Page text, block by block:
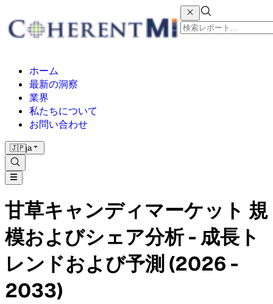
ホーム
最新の洞察
業界
私たちについて
お問い合わせ
🇯🇵ja
甘草キャンディマーケット 規
模およびシェア分析 - 成長ト
レンドおよび予測 (2026 -
2033)